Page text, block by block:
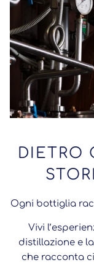
DIETRO
Ogni bottiglia
Vivi
distillazione e
che racconta